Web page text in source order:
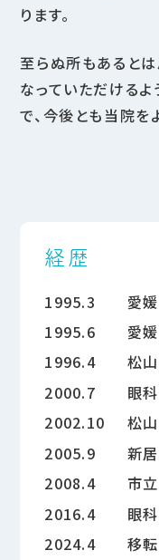
ります。
至らぬ所もあると
なっていただけるよ
で、今後とも当院を
経歴
1995.3
愛
1995.6
愛
1996.4
松
2000.7
眼
2002.10
松
2005.9
新
2008.4
市
2016.4
眼
2024.4
移